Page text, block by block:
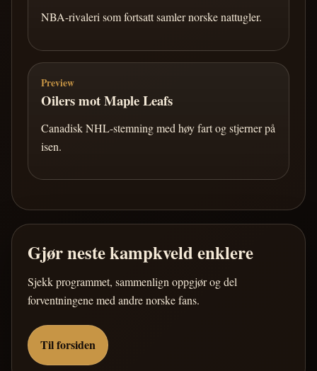
NBA-rivaleri som fortsatt samler norske nattugler.
Preview
Oilers mot Maple Leafs
Canadisk NHL-stemning med høy fart og stjerner på
isen.
Gjør neste kampkveld enklere
Sjekk programmet, sammenlign oppgjør og del
forventningene med andre norske fans.
Til forsiden